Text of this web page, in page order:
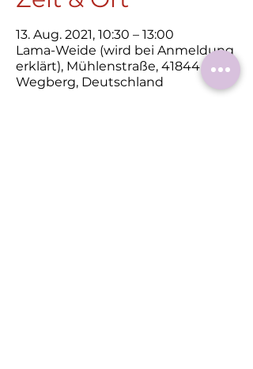
13. Aug. 2021, 10:30 – 13:00
Lama-Weide (wird bei Anmeldung
erklärt), Mühlenstraße, 41844
Wegberg, Deutschland